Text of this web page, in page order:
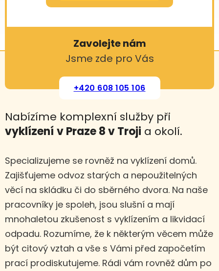
Zavolejte nám
Jsme zde pro Vás
+420 608 105 106
Nabízíme komplexní služby při
vyklízení v Praze 8 v Troji a okolí.
Specializujeme se rovněž na vyklízení domů.
Zajišťujeme odvoz starých a nepoužitelných
věcí na skládku či do sběrného dvora. Na naše
pracovníky je spoleh, jsou slušní a mají
mnohaletou zkušenost s vyklízením a likvidací
odpadu. Rozumíme, že k některým věcem může
být citový vztah a vše s Vámi před započetím
prací prodiskutujeme. Rádi vám rovněž dům po